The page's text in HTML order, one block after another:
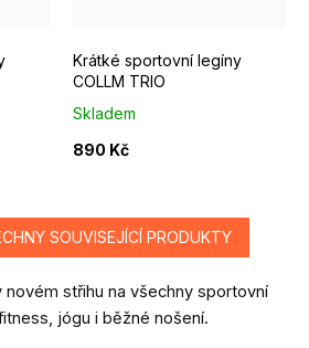
Krátké sportovní legíny
COLLM TRIO
Skladem
890 Kč
SOUVISEJÍCÍ PRODUKTY
střihu na všechny sportovní
jógu i běžné nošení.